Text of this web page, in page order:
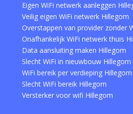
Eigen WiFi netwerk aanleggen
Veilig eigen WiFi netwerk Hillegom
Overstappen van provider zonder
Onafhankelijk WiFi netwerk thuis
Data aansluiting maken Hillegom
Slecht WiFi in nieuwbouw Hillegom
WiFi bereik per verdieping Hillegom
Slecht WiFi bereik Hillegom
Versterker voor wifi Hillegom